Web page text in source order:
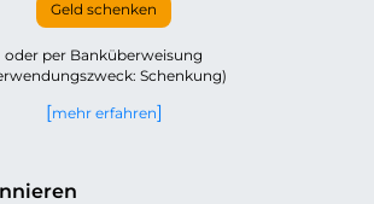
Geld schenken
oder per Banküberweisung
Schenkung)
mehr erfahren